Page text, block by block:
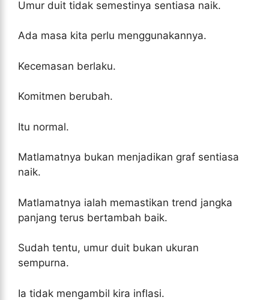
Umur duit tidak semestinya sentiasa naik.
Ada masa kita perlu menggunakannya.
Kecemasan berlaku.
Komitmen berubah.
Itu normal.
Matlamatnya bukan menjadikan graf sentiasa
naik.
Matlamatnya ialah memastikan trend jangka
panjang terus bertambah baik.
Sudah tentu, umur duit bukan ukuran
sempurna.
Ia tidak mengambil kira inflasi.